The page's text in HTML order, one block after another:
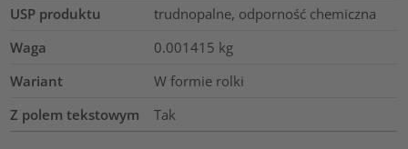
USP produktu
trudnopalne, odporność chemiczna
Waga
0.001415 kg
Wariant
W formie rolki
Z polem tekstowym
Tak